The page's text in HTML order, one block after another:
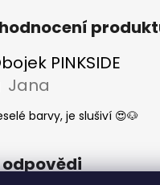
PINKSIDE
produktu je 5 z 5
Jana
barvy, je slušiví 😍🐶